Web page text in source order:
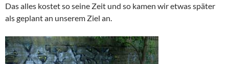
Das alles kostet so seine Zeit und so kamen wir etwas später
als geplant an unserem Ziel an.